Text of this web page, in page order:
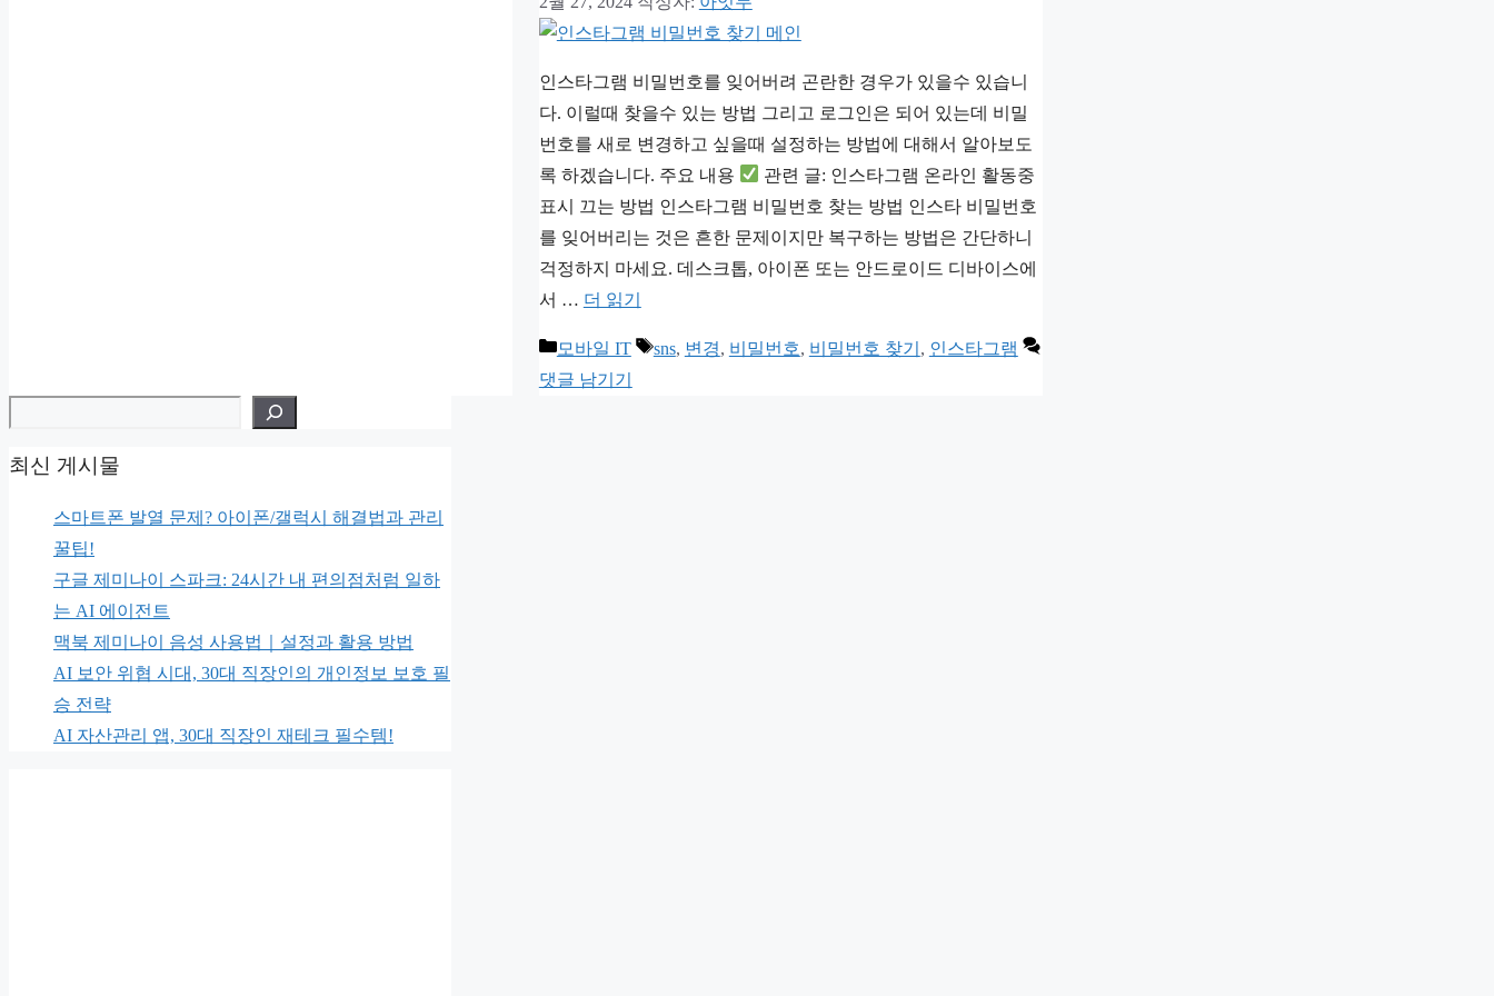
인스타그램 비밀번호를 잊어버려 곤란한 경우가 있을수 있습니
다. 이럴때 찾을수 있는 방법 그리고 로그인은 되어 있는데 비밀
번호를 새로 변경하고 싶을때 설정하는 방법에 대해서 알아보도
록 하겠습니다. 주요 내용
관련 글: 인스타그램 온라인 활동중
표시 끄는 방법 인스타그램 비밀번호 찾는 방법 인스타 비밀번호
를 잊어버리는 것은 흔한 문제이지만 복구하는 방법은 간단하니
걱정하지 마세요. 데스크톱, 아이폰 또는 안드로이드 디바이스에
서 … 더 읽기
카
테
모바일 IT
태
sns, 변경, 비밀번호, 비밀번호 찾기 , 인스타그램
댓글 남기기
최신 게시물
스마트폰 발열 문제? 아이폰/갤럭시 해결법과 관리
꿀팁!
구글 제미나이 스파크: 24시간 내 편의점처럼 일하
는 AI 에이전트
맥북 제미나이 음성 사용법｜설정과 활용 방법
AI 보안 위협 시대, 30대 직장인의 개인정보 보호 필
승 전략
AI 자산관리 앱, 30대 직장인 재테크 필수템!